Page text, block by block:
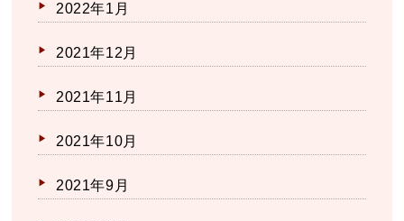
2022年1月
2021年12月
2021年11月
2021年10月
2021年9月